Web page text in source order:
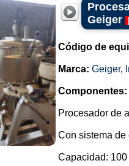
Geiger
Código de
Marca: Geiger,
Componentes:
Procesador de
Con sistema de
Capacidad: 100